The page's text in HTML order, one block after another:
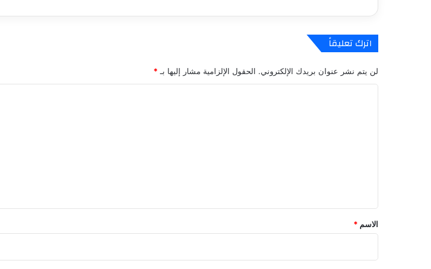
اترك تعليقاً
لن يتم نشر عنوان بريدك الإلكتروني. الحقول الإلزامية مشار إليها بـ *
*
الاسم *